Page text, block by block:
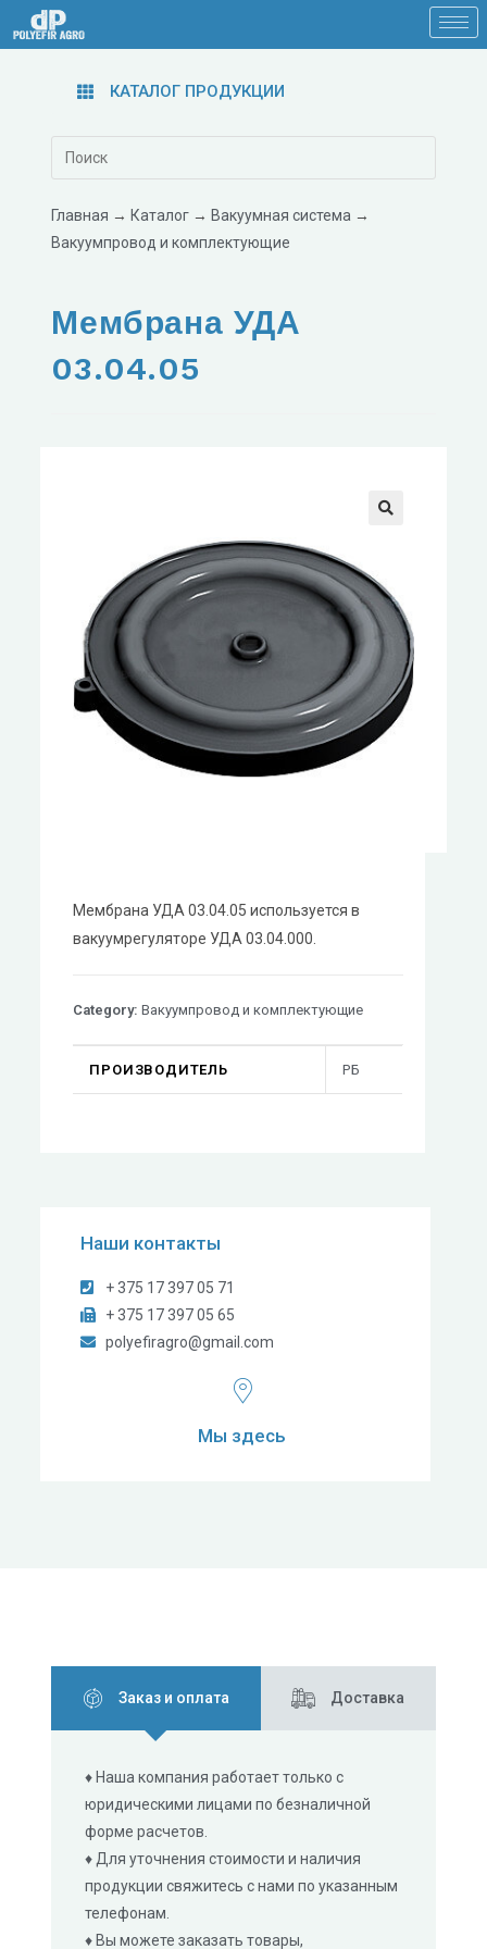
КАТАЛОГ ПРОДУКЦИИ
Главная → Каталог → Вакуумная система →
Вакуумпровод и комплектующие
Мембрана УДА
03.04.05
Мембрана УДА 03.04.05 используется в
вакуумрегуляторе УДА 03.04.000.
Category:Вакуумпровод и комплектующие
ПРОИЗВОДИТЕЛЬ РБ
Наши контакты
+ 375 17 397 05 71
+ 375 17 397 05 65
polyefiragro@gmail.com
Мы здесь
Заказ и оплата Доставка
♦ Наша компания работает только с
юридическими лицами по безналичной
форме расчетов.
♦ Для уточнения стоимости и наличия
продукции свяжитесь с нами по указанным
телефонам.
♦ Вы можете заказать товары,